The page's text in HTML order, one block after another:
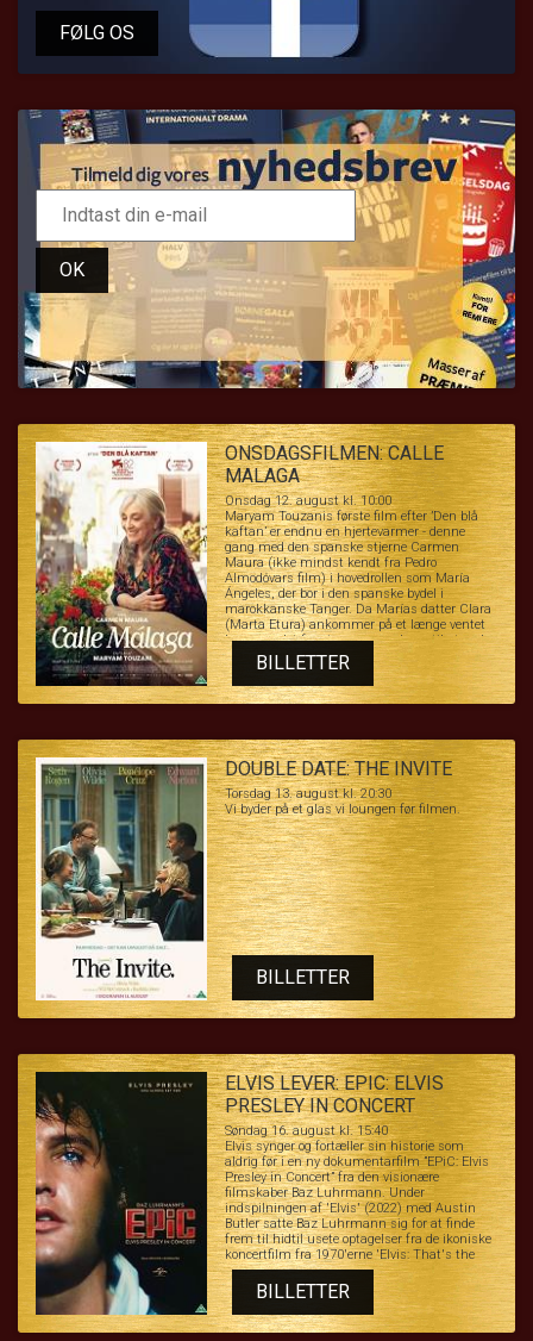
FØLG OS
OK
ONSDAGSFILMEN: CALLE
MALAGA
Onsdag 12. august kl. 10:00
Maryam Touzanis første film efter ’Den blå
kaftan’ er endnu en hjertevarmer - denne
gang med den spanske stjerne Carmen
Maura (ikke mindst kendt fra Pedro
Almodóvars film) i hovedrollen som María
Ángeles, der bor i den spanske bydel i
marokkanske Tanger. Da Marías datter Clara
(Marta Etura) ankommer på et længe ventet
besøg, er det for at presse moderen til at sælge
sin lejlighed, så datteren kan komme ud af
sine økonomiske problemer efter en nylig
skilsmisse. Men María, der er dybt forankret i
sit lokalsamfund og værdsat af sine naboer,
BILLETTER
DOUBLE DATE: THE INVITE
Torsdag 13. august kl. 20:30
Vi byder på et glas vi loungen før filmen.
BILLETTER
ELVIS LEVER: EPIC: ELVIS
PRESLEY IN CONCERT
Søndag 16. august kl. 15:40
Elvis synger og fortæller sin historie som
aldrig før i en ny dokumentarfilm ”EPiC: Elvis
Presley in Concert” fra den visionære
filmskaber Baz Luhrmann. Under
indspilningen af 'Elvis' (2022) med Austin
Butler satte Baz Luhrmann sig for at finde
frem til hidtil usete optagelser fra de ikoniske
koncertfilm fra 1970'erne 'Elvis: That's the
Way It Is' og 'Elvis on Tour', som angiveligt var
gået tabt. En af de første visninger på ”EPiC:
Elvis Presley in Concert” i USA finder sted i
Elvis Presleys tidligere palæ, Graceland, den 8.
januar 2026, hvad der ville have været The
BILLETTER